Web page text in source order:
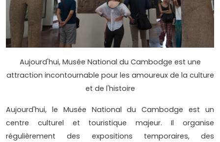
Aujourd'hui, Musée National du Cambodge est une
attraction incontournable pour les amoureux de la culture
et de l'histoire
Aujourd'hui, le Musée National du Cambodge est un
centre culturel et touristique majeur. Il organise
régulièrement des expositions temporaires, des